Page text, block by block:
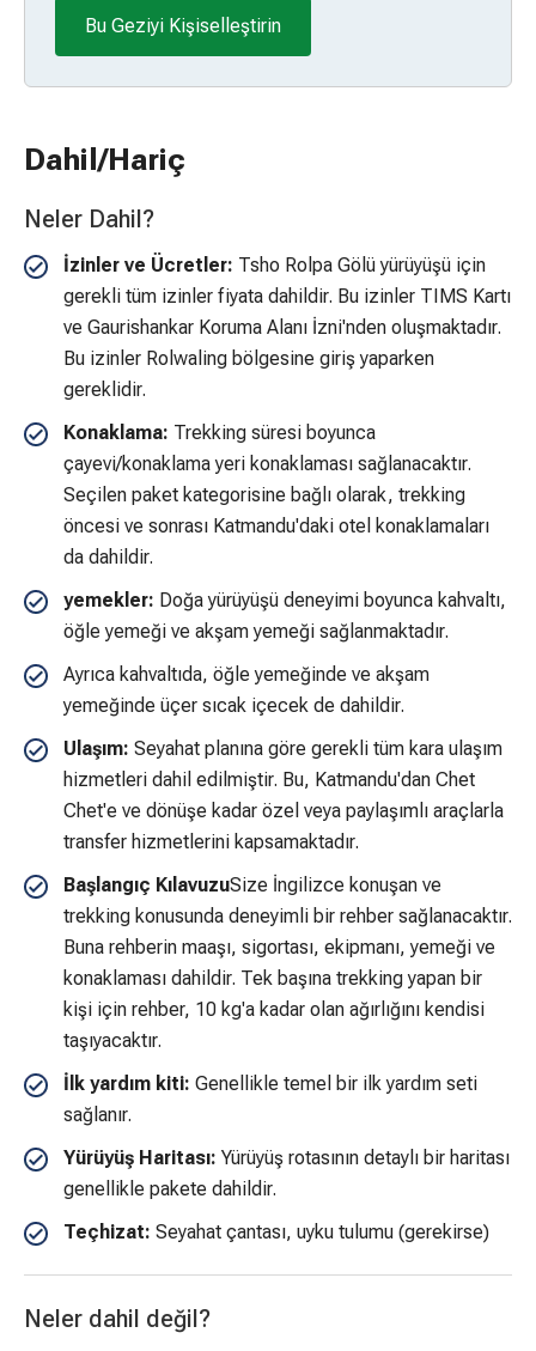
Bu Geziyi Kişiselleştirin
Dahil/Hariç
Neler Dahil?
İzinler ve Ücretler: Tsho Rolpa Gölü yürüyüşü için
gerekli tüm izinler fiyata dahildir. Bu izinler TIMS Kartı
ve Gaurishankar Koruma Alanı İzni'nden oluşmaktadır.
Bu izinler Rolwaling bölgesine giriş yaparken
gereklidir.
Konaklama: Trekking süresi boyunca
çayevi/konaklama yeri konaklaması sağlanacaktır.
Seçilen paket kategorisine bağlı olarak, trekking
öncesi ve sonrası Katmandu'daki otel konaklamaları
da dahildir.
yemekler: Doğa yürüyüşü deneyimi boyunca kahvaltı,
öğle yemeği ve akşam yemeği sağlanmaktadır.
Ayrıca kahvaltıda, öğle yemeğinde ve akşam
yemeğinde üçer sıcak içecek de dahildir.
Ulaşım: Seyahat planına göre gerekli tüm kara ulaşım
hizmetleri dahil edilmiştir. Bu, Katmandu'dan Chet
Chet'e ve dönüşe kadar özel veya paylaşımlı araçlarla
transfer hizmetlerini kapsamaktadır.
Başlangıç KılavuzuSize İngilizce konuşan ve
trekking konusunda deneyimli bir rehber sağlanacaktır.
Buna rehberin maaşı, sigortası, ekipmanı, yemeği ve
konaklaması dahildir. Tek başına trekking yapan bir
kişi için rehber, 10 kg'a kadar olan ağırlığını kendisi
taşıyacaktır.
İlk yardım kiti: Genellikle temel bir ilk yardım seti
sağlanır.
Yürüyüş Haritası: Yürüyüş rotasının detaylı bir haritası
genellikle pakete dahildir.
Teçhizat: Seyahat çantası, uyku tulumu (gerekirse)
Neler dahil değil?